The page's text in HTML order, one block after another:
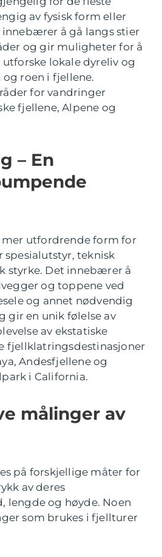
av fysisk form eller
å gå langs stier
og gir muligheter for å
lokale dyreliv og
roen i fjellene.
for vandringer
fjellene, Alpene og
– En
utfordrende form for
spesialutstyr, teknisk
styrke. Det innebærer å
og toppene ved
og annet nødvendig
gir en unik følelse av
av ekstatiske
fjellklatringsdestinasjoner
Andesfjellene og
i California.
målinger av
på forskjellige måter for
av deres
lengde og høyde. Noen
som brukes i fjellturer